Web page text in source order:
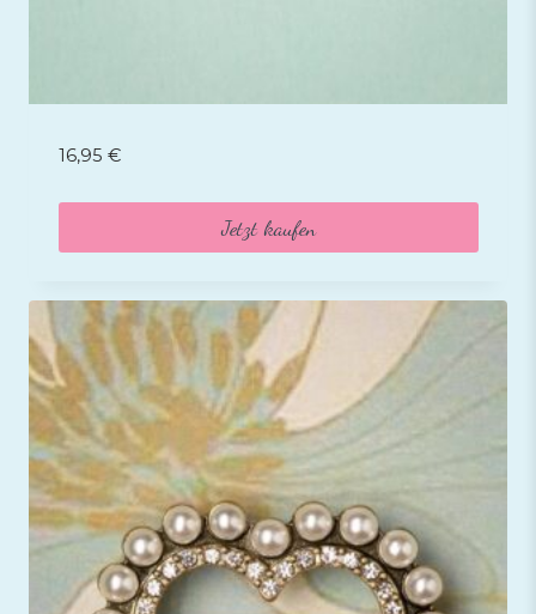
16,95 €
Jetzt kaufen